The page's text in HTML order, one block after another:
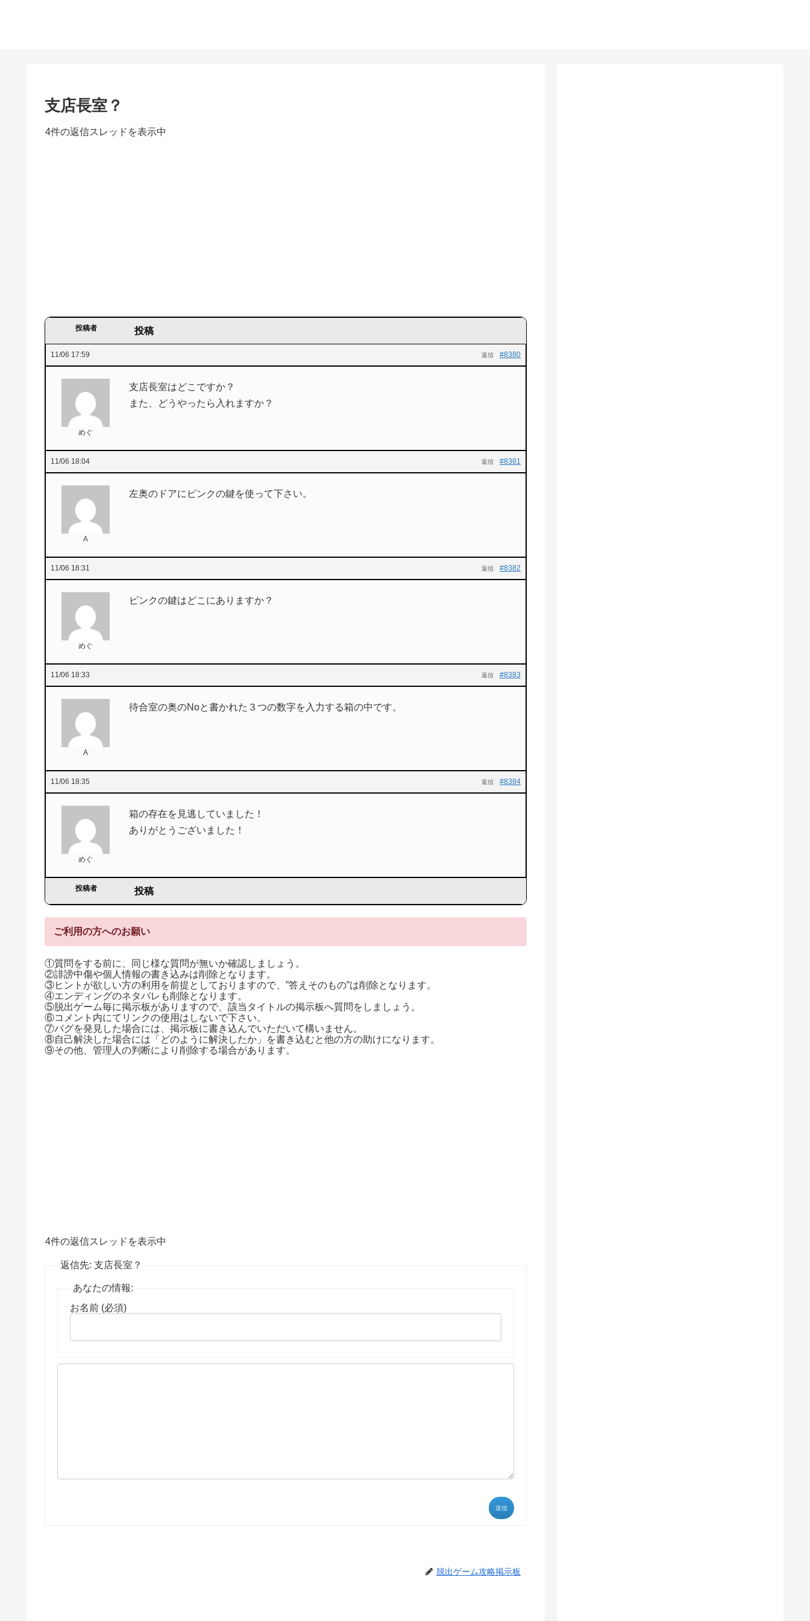
支店長室？
4件の返信スレッドを表示中
投稿者 投稿
11/06 17:59 #8380
返信
めぐ
支店長室はどこですか？
また、どうやったら入れますか？
11/06 18:04 #8381
返信
A
左奥のドアにピンクの鍵を使って下さい。
11/06 18:31 #8382
返信
めぐ
ピンクの鍵はどこにありますか？
11/06 18:33 #8383
返信
A
待合室の奥のNoと書かれた３つの数字を入力する箱の中です。
11/06 18:35 #8384
返信
めぐ
箱の存在を見逃していました！
ありがとうございました！
投稿者 投稿
ご利用の方へのお願い
①質問をする前に、同じ様な質問が無いか確認しましょう。
②誹謗中傷や個人情報の書き込みは削除となります。
③ヒントが欲しい方の利用を前提としておりますので、”答えそのもの”は削除となります。
④エンディングのネタバレも削除となります。
⑤脱出ゲーム毎に掲示板がありますので、該当タイトルの掲示板へ質問をしましょう。
⑥コメント内にてリンクの使用はしないで下さい。
⑦バグを発見した場合には、掲示板に書き込んでいただいて構いません。
⑧自己解決した場合には「どのように解決したか」を書き込むと他の方の助けになります。
⑨その他、管理人の判断により削除する場合があります。
4件の返信スレッドを表示中
返信先: 支店長室？
あなたの情報:
お名前 (必須)
送信
脱出ゲーム攻略掲示板